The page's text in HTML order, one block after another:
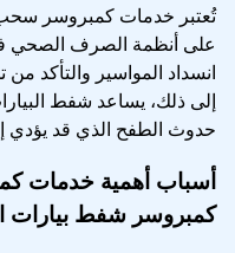
تُعتبر خدمات كمبروسر سحب
على أنظمة الصرف الصحي
انسداد المواسير والتأكد
إلى ذلك، يساعد شفط
حدوث الطفح الذي قد يؤدي
أسباب أهمية خدمات
كمبروسر شفط بيارات